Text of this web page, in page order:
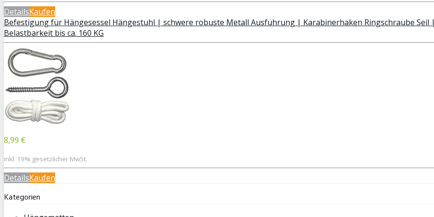
DetailsKaufen
Befestigung für Hängesessel Hängestuhl | schwere robuste Metall Ausführung | Karabinerhaken Ringschraube
Belastbarkeit bis ca. 160 KG
8,99 €
inkl. 19% gesetzlicher MwSt.
DetailsKaufen
Kategorien